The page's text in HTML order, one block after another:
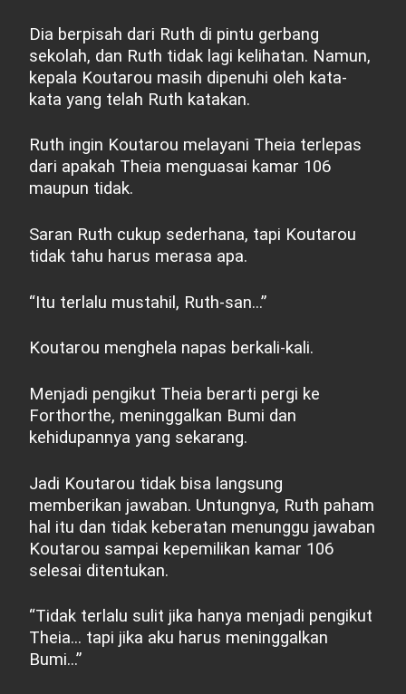
Dia berpisah dari Ruth di pintu gerbang
sekolah, dan Ruth tidak lagi kelihatan. Namun,
kepala Koutarou masih dipenuhi oleh kata-
kata yang telah Ruth katakan.
Ruth ingin Koutarou melayani Theia terlepas
dari apakah Theia menguasai kamar 106
maupun tidak.
Saran Ruth cukup sederhana, tapi Koutarou
tidak tahu harus merasa apa.
“Itu terlalu mustahil, Ruth-san...”
Koutarou menghela napas berkali-kali.
Menjadi pengikut Theia berarti pergi ke
Forthorthe, meninggalkan Bumi dan
kehidupannya yang sekarang.
Jadi Koutarou tidak bisa langsung
memberikan jawaban. Untungnya, Ruth paham
hal itu dan tidak keberatan menunggu jawaban
Koutarou sampai kepemilikan kamar 106
selesai ditentukan.
“Tidak terlalu sulit jika hanya menjadi pengikut
Theia... tapi jika aku harus meninggalkan
Bumi...”